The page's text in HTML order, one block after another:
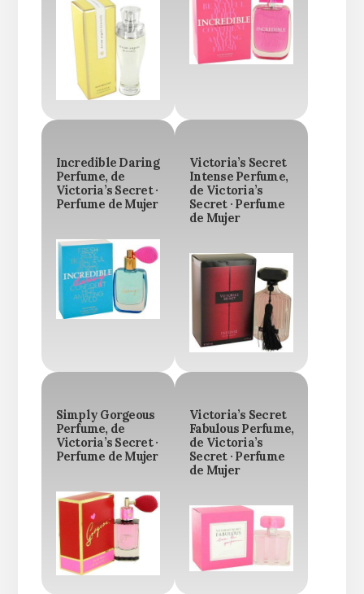
Incredible Daring
Perfume, de
Victoria’s Secret ·
Perfume de Mujer
Victoria’s Secret
Intense Perfume,
de Victoria’s
Secret · Perfume
de Mujer
Simply Gorgeous
Perfume, de
Victoria’s Secret ·
Perfume de Mujer
Victoria’s Secret
Fabulous Perfume,
de Victoria’s
Secret · Perfume
de Mujer